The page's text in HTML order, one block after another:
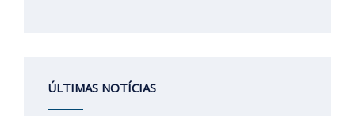
ÚLTIMAS NOTÍCIAS